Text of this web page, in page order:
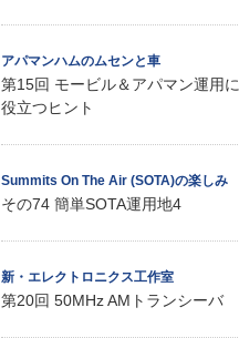
アパマンハムのムセンと車
第15回 モービル＆アパマン運用に
役立つヒント
Summits On The Air (SOTA)の楽しみ
その74 簡単SOTA運用地4
新・エレクトロニクス工作室
第20回 50MHz AMトランシーバ